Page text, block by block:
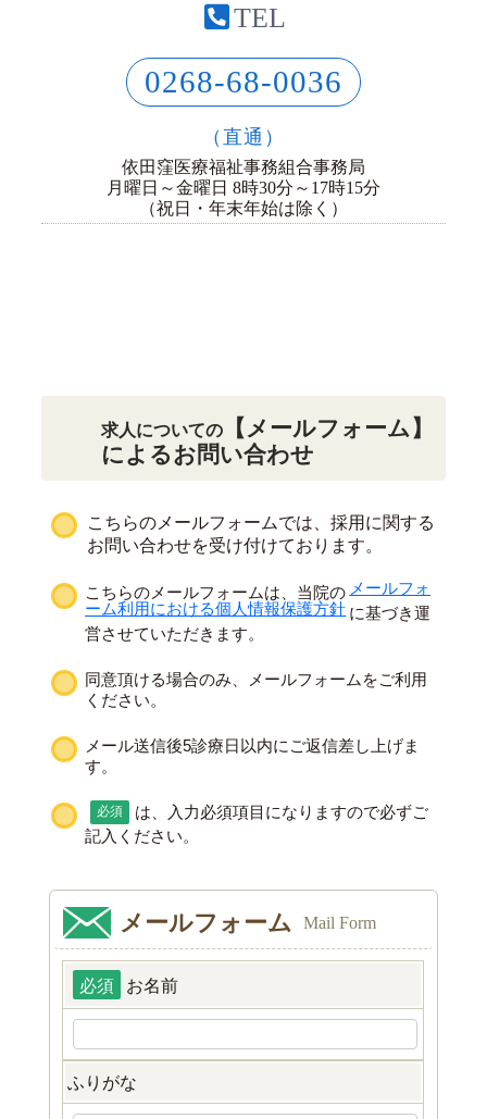
TEL
0268-68-0036
（直通）
依田窪医療福祉事務組合事務局
月曜日～金曜日 8時30分～17時15分
（祝日・年末年始は除く）
求人についての【メールフォーム】
によるお問い合わせ
こちらのメールフォームでは、採用に関する
お問い合わせを受け付けております。
こちらのメールフォームは、当院の メールフォ
ーム利用における個人情報保護方針 に基づき運
営させていただきます。
同意頂ける場合のみ、メールフォームをご利用
ください。
メール送信後5診療日以内にご返信差し上げま
す。
必須
は、入力必須項目になりますので必ずご
記入ください。
メールフォーム Mail Form
必須 お名前
ふりがな